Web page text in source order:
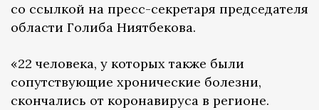
со ссылкой на пресс-секретаря председателя
области Голиба Ниятбекова.
«22 человека, у которых также были
сопутствующие хронические болезни,
скончались от коронавируса в регионе.